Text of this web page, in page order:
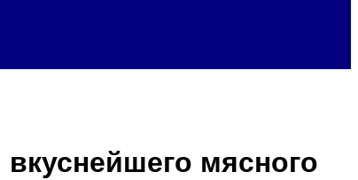
мясного